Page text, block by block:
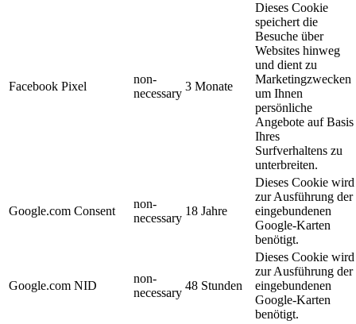
Facebook Pixel
non-
necessary
3 Monate
Dieses Cookie
speichert die
Besuche über
Websites hinweg
und dient zu
Marketingzwecken
um Ihnen
persönliche
Angebote auf Basis
Ihres
Surfverhaltens zu
unterbreiten.
Google.com Consent
non-
necessary
18 Jahre
Dieses Cookie wird
zur Ausführung der
eingebundenen
Google-Karten
benötigt.
Google.com NID
non-
necessary
48 Stunden
Dieses Cookie wird
zur Ausführung der
eingebundenen
Google-Karten
benötigt.